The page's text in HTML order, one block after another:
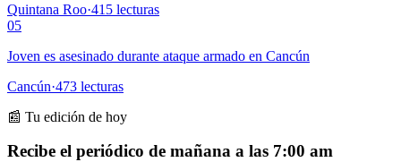
Quintana Roo·415 lecturas
05
Joven es asesinado durante ataque armado en Cancún
Cancún·473 lecturas
📰 Tu edición de hoy
Recibe el periódico de mañana a las 7:00 am